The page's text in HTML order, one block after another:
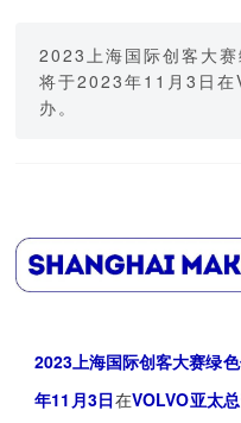
2023上海国际创客大
将于2023年11月3日在
办。
2023上海国际创客大赛绿
年11月3日在VOLVO亚太